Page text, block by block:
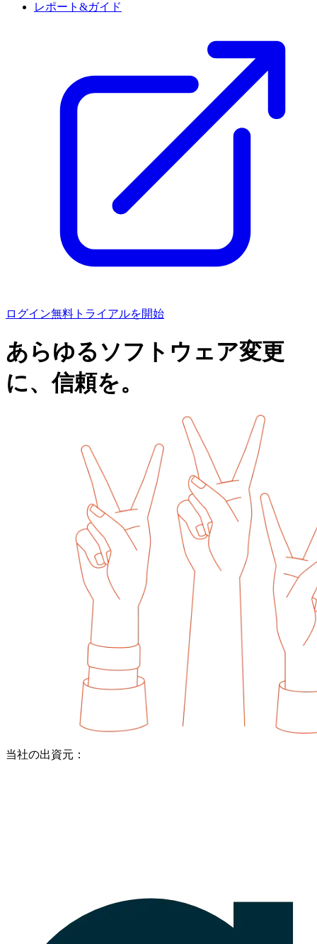
レポート&ガイド
ログイン無料トライアルを開始
あらゆるソフトウェア変更
に、信頼を。
当社の出資元：